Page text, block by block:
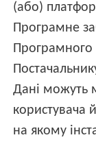
(або)
Програмне
Програмного
Дані можуть
користувача
на якому